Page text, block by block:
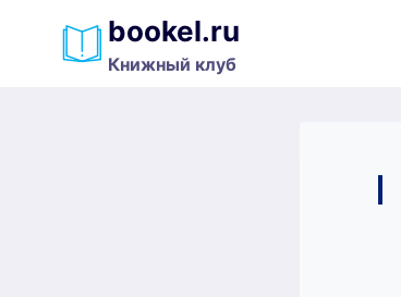
содержимому
bookel.ru
Книжный клуб